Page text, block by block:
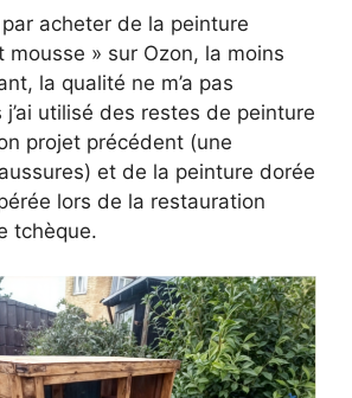
par acheter de la peinture
mousse » sur Ozon, la moins
la qualité ne m’a pas
utilisé des restes de peinture
projet précédent (une
et de la peinture dorée
lors de la restauration
tchèque.